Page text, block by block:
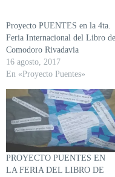
Proyecto PUENTES en la 4ta.
Feria Internacional del Libro de
Comodoro Rivadavia
16 agosto, 2017
En «Proyecto Puentes»
PROYECTO PUENTES EN
LA FERIA DEL LIBRO DE